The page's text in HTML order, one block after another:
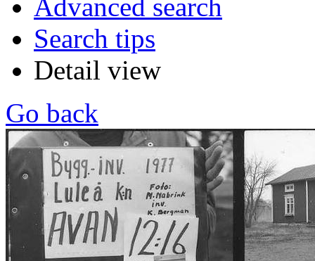
Advanced search
Search tips
Detail view
Go back